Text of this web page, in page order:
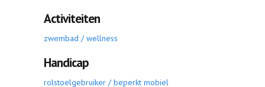
Activiteiten
zwembad / wellness
Handicap
rolstoelgebruiker / beperkt mobiel